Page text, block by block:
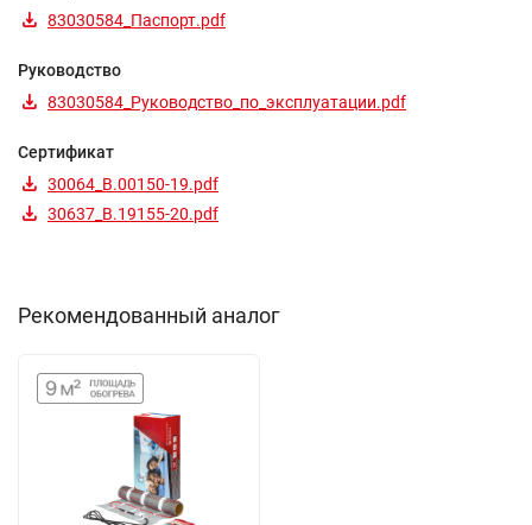
83030584_Паспорт.pdf
Руководство
83030584_Руководство_по_эксплуатации.pdf
Сертификат
30064_B.00150-19.pdf
30637_B.19155-20.pdf
Рекомендованный аналог